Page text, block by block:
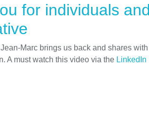
for individuals
Jean-Marc brings us back and shares
A must watch this video via the LinkedIn